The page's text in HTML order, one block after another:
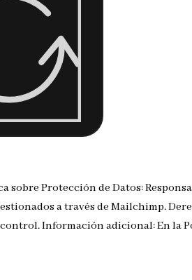
sobre Protección de Datos:
a través de Mailchimp.
Información adicional: En la